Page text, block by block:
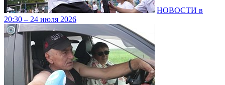
НОВОСТИ в
20:30 – 24 июля 2026